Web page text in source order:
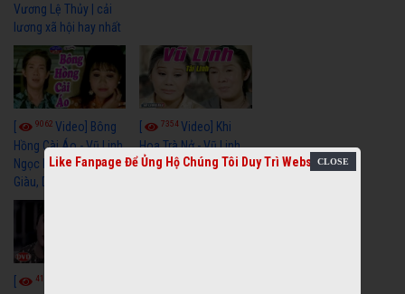
Vương Lệ Thủy | cải
lương xã hội hay nhất
9062 Video] Bông
Hồng Cài Áo - Vũ Linh,
Ngọc Huyền, Ngọc
Giàu, Diệp Lang
7354Video] Khi
Hoa Trà Nở - Vũ Linh,
Tài Linh
4111
Like Fanpage Để Ủng Hộ Chúng Tôi Duy Trì Website